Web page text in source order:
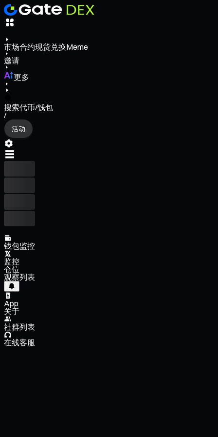
市场合约现货兑换Meme
邀请
更多
搜索代币/钱包
/
活动
钱包监控
监控
仓位
观察列表
App
关于
社群列表
在线客服